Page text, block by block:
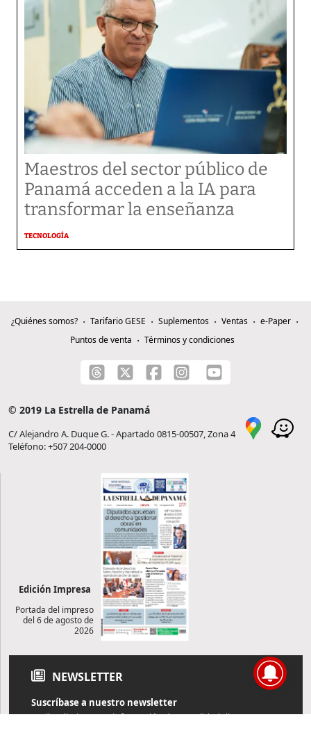
Maestros del sector público de
Panamá acceden a la IA para
transformar la enseñanza
TECNOLOGÍA
¿Quiénes somos? Tarifario GESE Suplementos Ventas
e-Paper
Puntos de venta
Términos y condiciones
© 2019 La Estrella de Panamá
C/ Alejandro A. Duque G. - Apartado 0815-00507, Zona 4
Teléfono: +507 204-0000
Edición Impresa
Portada del impreso
del 6 de agosto de
2026
NEWSLETTER
Suscríbase a nuestro newsletter
Reciba diariamente información de actualidad directamente en